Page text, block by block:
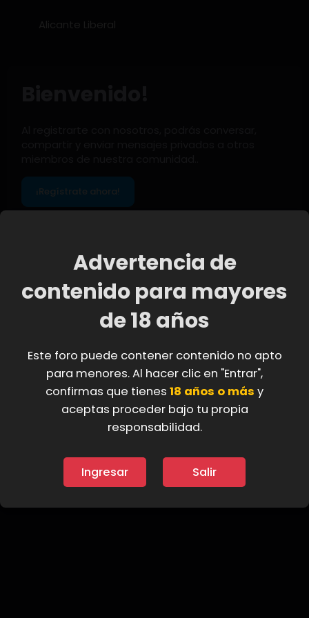
Advertencia de
contenido para mayores
de 18 años
Este foro puede contener contenido no apto
para menores. Al hacer clic en "Entrar",
confirmas que tienes 18 años o más y
aceptas proceder bajo tu propia
responsabilidad.
Ingresar Salir
¡Regístrate ahora!
Miembros notables
Miembros
admin
Ver más...